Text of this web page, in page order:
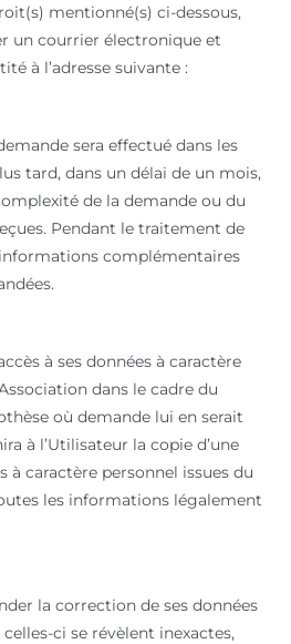
mentionné(s) ci-dessous,
un courrier électronique et
à l’adresse suivante :
sera effectué dans les
tard, dans un délai de un mois,
de la demande ou du
Pendant le traitement de
complémentaires
à ses données à caractère
dans le cadre du
où demande lui en serait
à l’Utilisateur la copie d’une
à caractère personnel issues du
les informations légalement
la correction de ses données
ci se révèlent inexactes,